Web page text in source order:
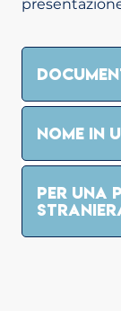
NOME IN
PER UNA